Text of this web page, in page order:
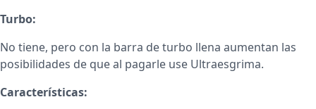
Turbo:
No tiene, pero con la barra de turbo llena aumentan las
posibilidades de que al pagarle use Ultraesgrima.
Características: